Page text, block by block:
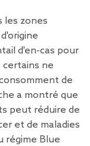
les zones
d'en-cas pour
certains ne
de
a montré que
peut réduire de
et de maladies
régime Blue